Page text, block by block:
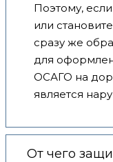
Поэтому,
или
сразу же
для
ОСАГО на
является
От чего